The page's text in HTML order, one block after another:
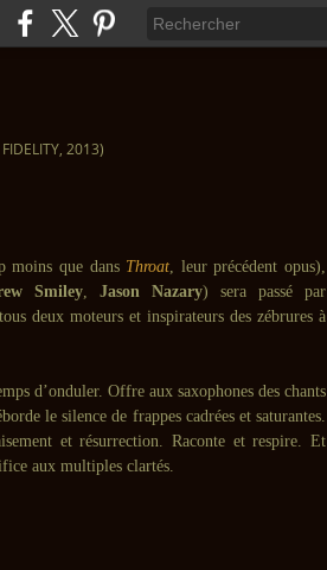
2013)
moins que dans Throat, leur précédent opus),
Smiley, Jason Nazary) sera passé par
deux moteurs et inspirateurs des zébrures à
d’onduler. Offre aux saxophones des chants
le silence de frappes cadrées et saturantes.
et résurrection. Raconte et respire. Et
aux multiples clartés.